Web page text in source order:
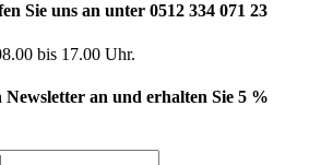
Sie uns an unter 0512 334 071 23
bis 17.00 Uhr.
an und erhalten Sie 5 %